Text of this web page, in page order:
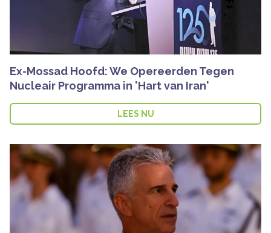
Ex-Mossad Hoofd: We Opereerden Tegen
Nucleair Programma in 'Hart van Iran'
LEES NU